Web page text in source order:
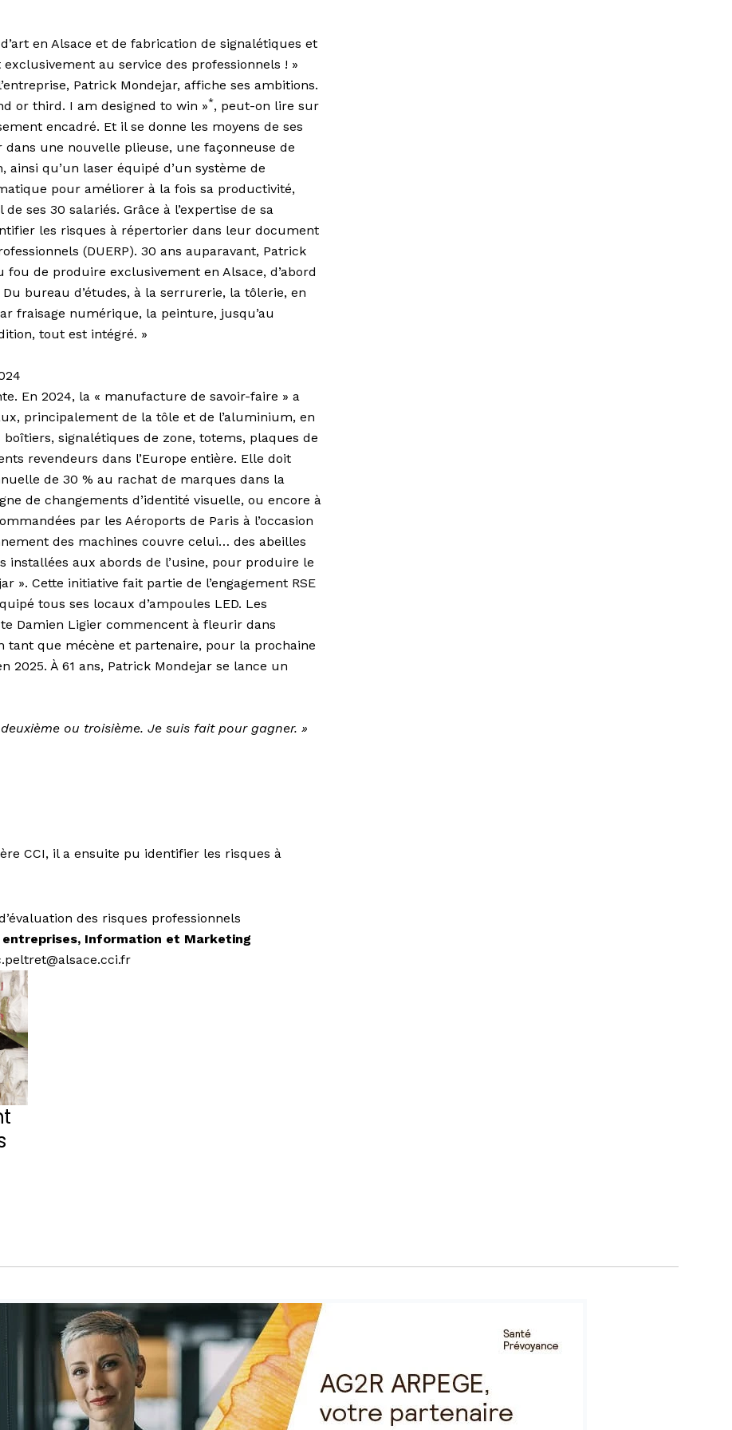
en Alsace et de fabrication de signalétiques et
exclusivement au service des professionnels ! »
Patrick Mondejar, affiche ses ambitions.
or third. I am designed to win »*, peut-on lire sur
encadré. Et il se donne les moyens de ses
dans une nouvelle plieuse, une façonneuse de
qu’un laser équipé d’un système de
pour améliorer à la fois sa productivité,
ses 30 salariés. Grâce à l’expertise de sa
les risques à répertorier dans leur document
(DUERP). 30 ans auparavant, Patrick
de produire exclusivement en Alsace, d’abord
bureau d’études, à la serrurerie, la tôlerie, en
fraisage numérique, la peinture, jusqu’au
tout est intégré. »
En 2024, la « manufacture de savoir-faire » a
principalement de la tôle et de l’aluminium, en
signalétiques de zone, totems, plaques de
revendeurs dans l’Europe entière. Elle doit
de 30 % au rachat de marques dans la
de changements d’identité visuelle, ou encore à
par les Aéroports de Paris à l’occasion
des machines couvre celui… des abeilles
installées aux abords de l’usine, pour produire le
». Cette initiative fait partie de l’engagement RSE
tous ses locaux d’ampoules LED. Les
Damien Ligier commencent à fleurir dans
tant que mécène et partenaire, pour la prochaine
2025. À 61 ans, Patrick Mondejar se lance un
ou troisième. Je suis fait pour gagner. »
CCI, il a ensuite pu identifier les risques à
des risques professionnels
Information et Marketing